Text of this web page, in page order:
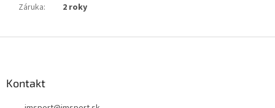
Záruka: 2 roky
Kontakt